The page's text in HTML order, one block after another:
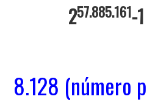
257.885.161-1
8.128 (número